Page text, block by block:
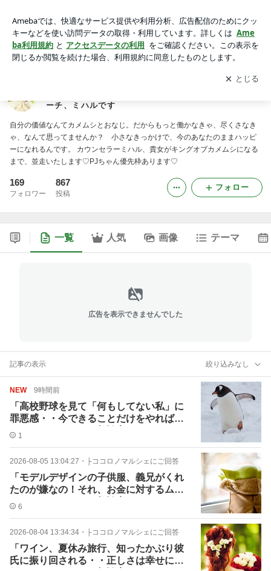
ス歴13年 超絶ツイてるカメムシ・メンタルコーチ、ミハルで
アプリをダウンロードして ブログの更新通知
を受け取りまし
ょう。
開く
ーチ、ミハルです
自分の価値なんてカメムシとおなじ。だからもっと働かなきゃ、尽くさなき
ゃ、なんて思ってませんか？ 小さなきっかけで、今のあなたのままハッピ
ーになれるんです。 カウンセラーミハル、貴女がキングオブカメムシになる
まで、並走いたします♡PJちゃん優先枠あります♡
169
フォロワー
867
投稿
フォロー
一覧 人気 画像 テーマ
広告を表示できませんでした
記事の表示 絞り込みなし
NEW 9時間前
「高校野球を見て「何もしてない私」に
罪悪感・・今できることだけをやれば良
いんだよ！」ミハル相談室
1
2026-08-05 13:04:27 ・ ├ココロノマルシェにご回答
「モデルデザインの子供服、義兄がくれ
たのが嫌なの！それ、お金に対するムカ
つき、かも」ミハル相談室
6
2026-08-04 13:34:34 ・ ├ココロノマルシェにご回答
「ワイン、夏休み旅行、知ったかぶり彼
氏に振り回される・・正しさは幸せに比